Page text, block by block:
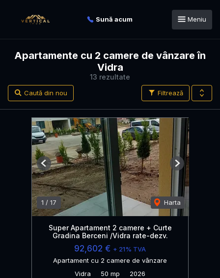
Sună acum Meniu
13 rezultate
Apartamente cu 2 camere de vânzare în
Vidra
Filtrează
Caută din nou
1 / 17 Harta
Previous Next
Super Apartament 2 camere + Curte
Gradina Berceni /Vidra rate-dezv.
92,602 € + 21% TVA
Apartament cu 2 camere de vânzare
Vidra
50 mp 2026